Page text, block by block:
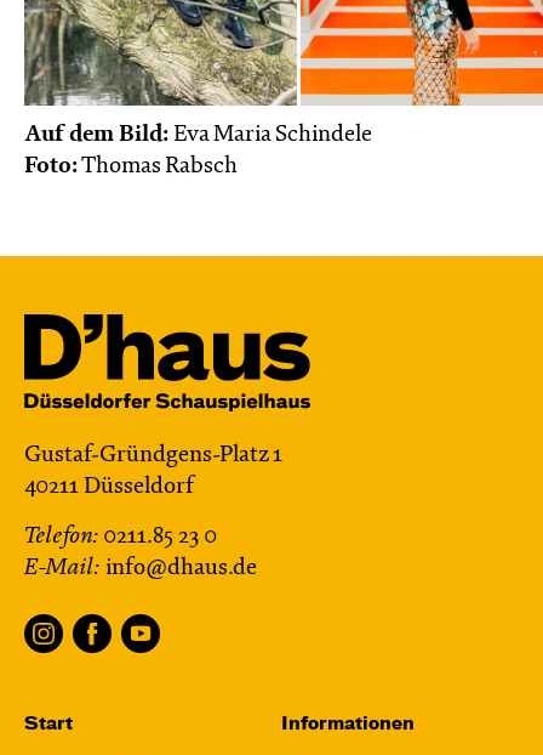
Central 2
Relaxed Performance
nach dem Bilderbuch von Martin Baltscheit
und Anne-Kathrin Behl
Choreografie: Barbara Fuchs
Central 2
Relaxed Performance
Karten
Auf dem Bild: Eva Maria Schindele
Foto:Thomas Rabsch
Gustaf-Gründgens-Platz 1
40211 Düsseldorf
Telefon: 0211.85 23 0
E-Mail: info@dhaus.de
Start Informationen